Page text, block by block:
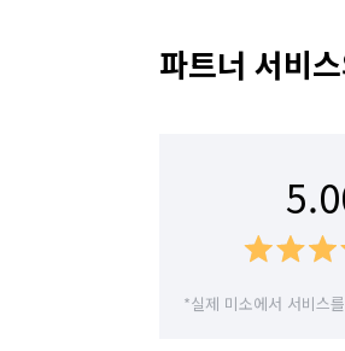
파트너 서비
*실제 미소에서 서비스